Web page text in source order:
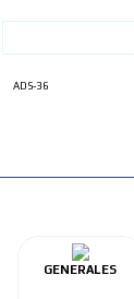
ADS-36
GENERALES